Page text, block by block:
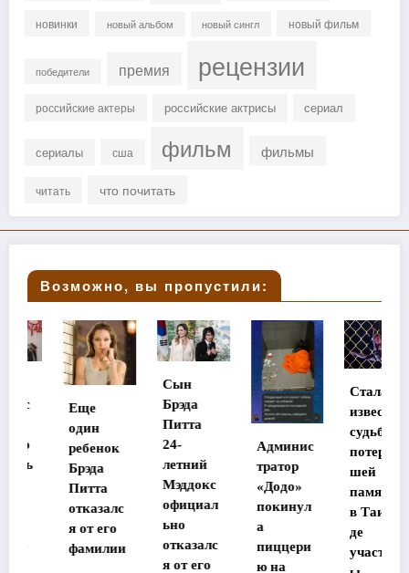
новинки новый альбом новый сингл новый фильм
победители премия рецензии
российские актеры российские актрисы сериал
сериалы сша фильм фильмы
читать что почитать
Возможно, вы пропустили:
ребенок
Брэда
Питта
отказалс
я от его
фамилии
Сын
Питта
летний
Мэддокс
официал
отказалс
я от его
Админис
тратор
«Додо»
покинул
пиццери
Стала
известна
судьба
потеряв
память
в Таилан
участниц